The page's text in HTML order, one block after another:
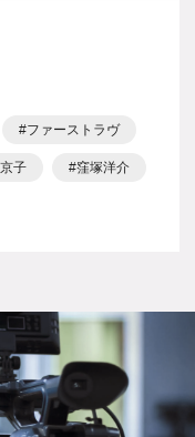
ファーストラヴ
子 窪塚洋介